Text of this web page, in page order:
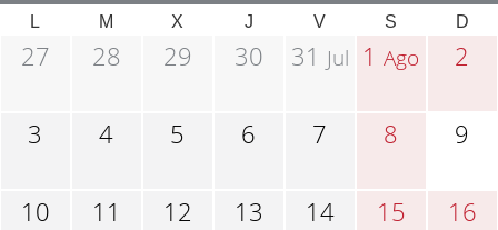
L M X J V S D
27 28 29 30 31 Jul 1Ago 2
3 4 5 6 7 8 9
10 11 12 13 14 15 16